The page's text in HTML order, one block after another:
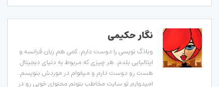
نگار حکیمی
وبلاگ نویسی را دوست دارم. کمی هم زبان فرانسه و
ایتالیایی بلدم. هر چیزی که مربوط به دنیای دیجیتال
هست رو دوست دارم و میخوام در موردش بنویسم.
امیدوارم تو سایت مخاطب بتونم محتوای خوبی رو در